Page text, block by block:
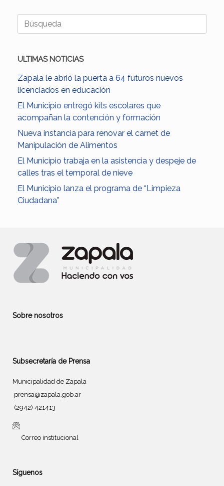
Buscar:
ULTIMAS NOTICIAS
Zapala le abrió la puerta a 64 futuros nuevos
licenciados en educación
El Municipio entregó kits escolares que
acompañan la contención y formación
Nueva instancia para renovar el carnet de
Manipulación de Alimentos
El Municipio trabaja en la asistencia y despeje de
calles tras el temporal de nieve
El Municipio lanza el programa de “Limpieza
Ciudadana”
Sobre nosotros
Subsecretaría de Prensa
Municipalidad de Zapala
prensa@zapala.gob.ar
(2942) 421413
Correo institucional
Síguenos